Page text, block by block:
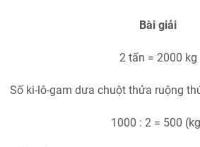
Bài giải
2 tấn = 2000 kg
Số ki-lô-gam dưa chuột thửa ruộng
1000 : 2 = 500